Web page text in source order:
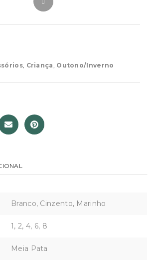
, Criança, Outono/Inverno
Branco, Cinzento, Marinho
1, 2, 4, 6, 8
Meia Pata